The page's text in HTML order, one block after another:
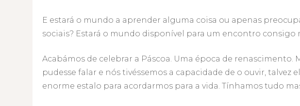
E estará o mundo a aprender alguma coisa ou apenas
sociais? Estará o mundo disponível para um encontro consigo
Acabámos de celebrar a Páscoa. Uma época de renascimento.
pudesse falar e nós tivéssemos a capacidade de o ouvir, talvez
enorme estalo para acordarmos para a vida. Tínhamos tudo